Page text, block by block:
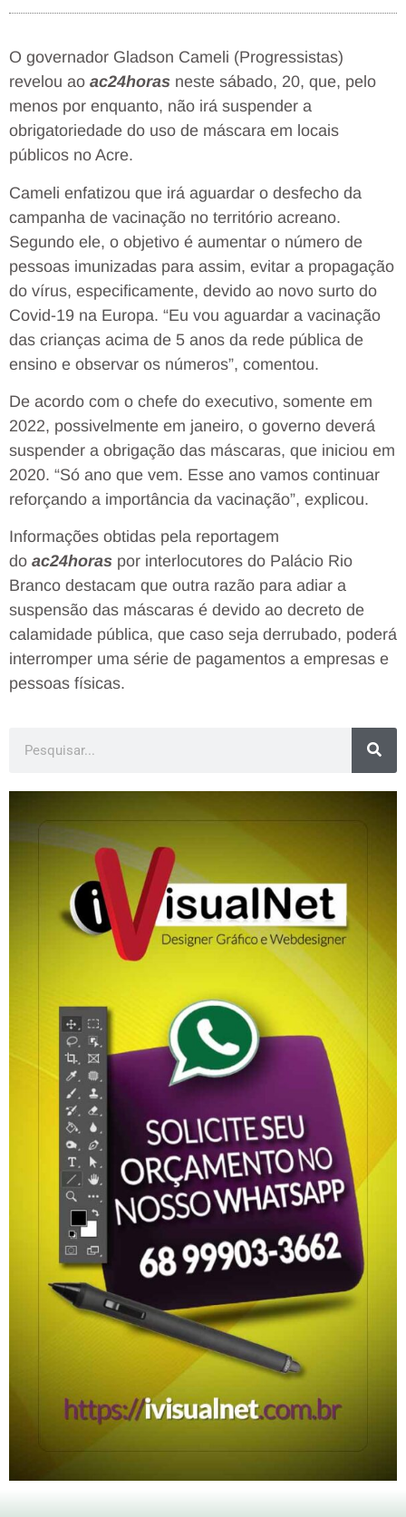
O governador Gladson Cameli (Progressistas)
revelou ao ac24horas neste sábado, 20, que, pelo
menos por enquanto, não irá suspender a
obrigatoriedade do uso de máscara em locais
públicos no Acre.
Cameli enfatizou que irá aguardar o desfecho da
campanha de vacinação no território acreano.
Segundo ele, o objetivo é aumentar o número de
pessoas imunizadas para assim, evitar a propagação
do vírus, especificamente, devido ao novo surto do
Covid-19 na Europa. “Eu vou aguardar a vacinação
das crianças acima de 5 anos da rede pública de
ensino e observar os números”, comentou.
De acordo com o chefe do executivo, somente em
2022, possivelmente em janeiro, o governo deverá
suspender a obrigação das máscaras, que iniciou em
2020. “Só ano que vem. Esse ano vamos continuar
reforçando a importância da vacinação”, explicou.
Informações obtidas pela reportagem
do ac24horas por interlocutores do Palácio Rio
Branco destacam que outra razão para adiar a
suspensão das máscaras é devido ao decreto de
calamidade pública, que caso seja derrubado, poderá
interromper uma série de pagamentos a empresas e
pessoas físicas.